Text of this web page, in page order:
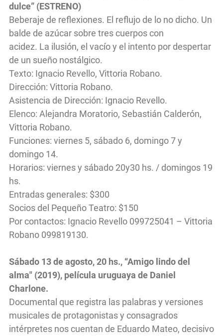
dulce” (ESTRENO)
Beberaje de reflexiones. El reflujo de lo no dicho. Un
balde de azúcar sobre tres cuerpos con
acidez. La ilusión, el vacío y el intento por despertar
de un sueño nostálgico.
Texto: Ignacio Revello, Vittoria Robano.
Dirección: Vittoria Robano.
Asistencia de Dirección: Ignacio Revello.
Elenco: Alejandra Moratorio, Sebastián Calderón,
Vittoria Robano.
Funciones: viernes 5, sábado 6, domingo 7 y
domingo 14.
Horarios: viernes y sábado 20y30 hs. / domingos 19
hs.
Entradas generales: $300
Socios del Pequeño Teatro: $150
Por contactos: Ignacio Revello 099725041 – Vittoria
Robano 099819130.
Sábado 13 de agosto, 20 hs., “Amigo lindo del
alma" (2019), película uruguaya de Daniel
Charlone.
Documental que registra las palabras y versiones
musicales de protagonistas y consagrados
intérpretes nos cuentan de Eduardo Mateo, decisivo